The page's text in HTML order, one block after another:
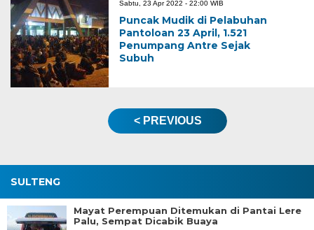
Sabtu, 23 Apr 2022 - 22:00 WIB
Puncak Mudik di Pelabuhan
Pantoloan 23 April, 1.521
Penumpang Antre Sejak
Subuh
< PREVIOUS
SULTENG
Mayat Perempuan Ditemukan di Pantai Lere
Palu, Sempat Dicabik Buaya